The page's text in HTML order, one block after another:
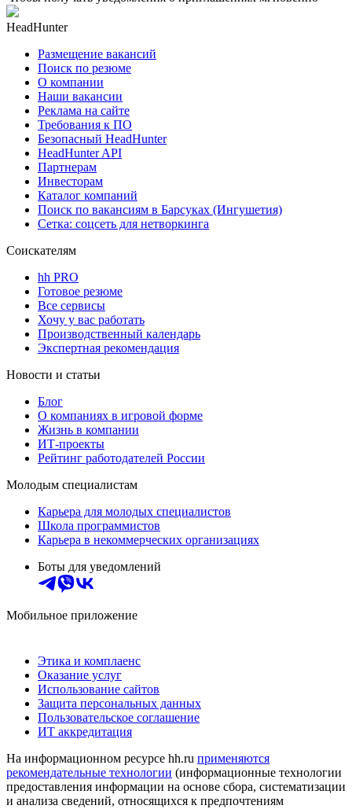
HeadHunter
Размещение вакансий
Поиск по резюме
О компании
Наши вакансии
Реклама на сайте
Требования к ПО
Безопасный HeadHunter
HeadHunter API
Партнерам
Инвесторам
Каталог компаний
Поиск по вакансиям в Барсуках (Ингушетия)
Сетка: соцсеть для нетворкинга
Соискателям
hh PRO
Готовое резюме
Все сервисы
Хочу у вас работать
Производственный календарь
Экспертная рекомендация
Новости и статьи
Блог
О компаниях в игровой форме
Жизнь в компании
ИТ-проекты
Рейтинг работодателей России
Молодым специалистам
Карьера для молодых специалистов
Школа программистов
Карьера в некоммерческих организациях
Боты для уведомлений
Мобильное приложение
Этика и комплаенс
Оказание услуг
Использование сайтов
Защита персональных данных
Пользовательское соглашение
ИТ аккредитация
На информационном ресурсе hh.ru применяются
рекомендательные технологии (информационные технологии
предоставления информации на основе сбора, систематизации
и анализа сведений, относящихся к предпочтениям